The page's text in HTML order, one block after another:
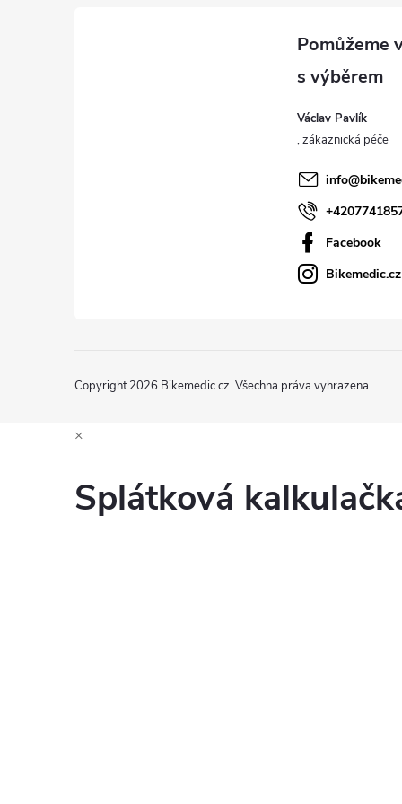
Václav Pavlík
info@
Facebook
Bikemedic.cz
Copyright 2026 Bikemedic.cz. Všechna práva vyhrazena.
×
Splátková